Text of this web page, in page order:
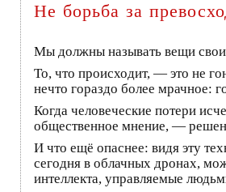
Не борьба за
Мы должны называть вещи
То, что происходит, — это не
нечто гораздо более мрачное:
Когда человеческие потери
общественное мнение, —
И что ещё опаснее: видя эту
сегодня в облачных дронах,
интеллекта, управляемые